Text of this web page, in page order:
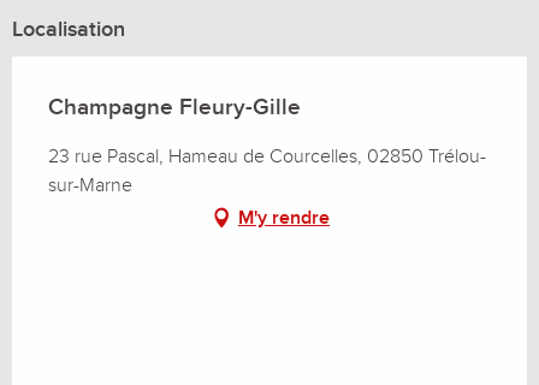
Localisation
Champagne Fleury-Gille
23 rue Pascal, Hameau de Courcelles, 02850 Trélou-
sur-Marne
M'y rendre